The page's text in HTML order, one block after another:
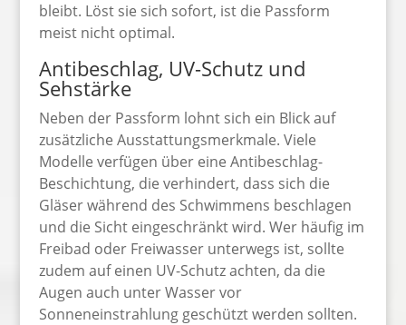
bleibt. Löst sie sich sofort, ist die Passform
meist nicht optimal.
Antibeschlag, UV-Schutz und
Sehstärke
Neben der Passform lohnt sich ein Blick auf
zusätzliche Ausstattungsmerkmale. Viele
Modelle verfügen über eine Antibeschlag-
Beschichtung, die verhindert, dass sich die
Gläser während des Schwimmens beschlagen
und die Sicht eingeschränkt wird. Wer häufig im
Freibad oder Freiwasser unterwegs ist, sollte
zudem auf einen UV-Schutz achten, da die
Augen auch unter Wasser vor
Sonneneinstrahlung geschützt werden sollten.